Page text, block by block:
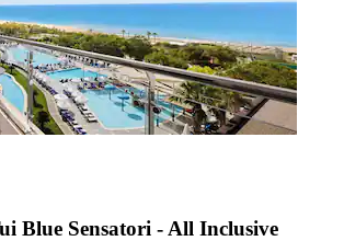
Blue Sensatori - All Inclusive